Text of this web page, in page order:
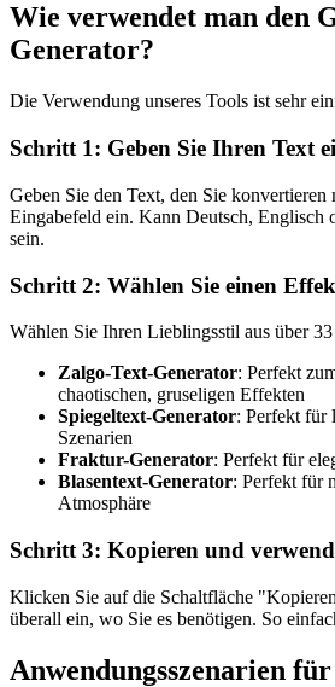
Wie verwendet man den
Generator?
Die Verwendung unseres Tools ist sehr
Schritt 1: Geben Sie Ihren Text
Geben Sie den Text, den Sie konvertieren
Eingabefeld ein. Kann Deutsch, Englisch
sein.
Schritt 2: Wählen Sie einen
Wählen Sie Ihren Lieblingsstil aus über
Zalgo-Text-Generator: Perfekt
chaotischen, gruseligen Effekten
Spiegeltext-Generator: Perfekt für
Szenarien
Fraktur-Generator: Perfekt für
Blasentext-Generator: Perfekt für
Atmosphäre
Schritt 3: Kopieren und
Klicken Sie auf die Schaltfläche
überall ein, wo Sie es benötigen. So
Anwendungsszenarien